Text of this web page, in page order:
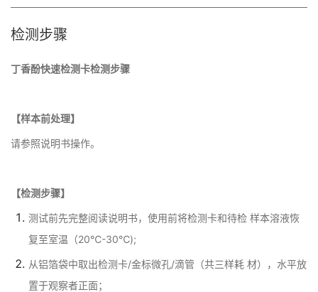
检测步骤
丁香酚快速检测卡检测步骤
【样本前处理】
请参照说明书操作。
【检测步骤】
测试前先完整阅读说明书，使用前将检测卡和待检 样本溶液恢
复至室温（20℃-30℃);
从铝箔袋中取出检测卡/金标微孔/滴管（共三样耗 材），水平放
置于观察者正面；